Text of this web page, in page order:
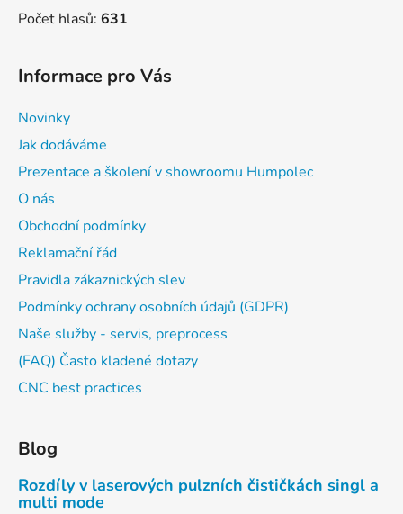
Počet hlasů: 631
Informace pro Vás
Novinky
Jak dodáváme
Prezentace a školení v showroomu Humpolec
O nás
Obchodní podmínky
Reklamační řád
Pravidla zákaznických slev
Podmínky ochrany osobních údajů (GDPR)
Naše služby - servis, preprocess
(FAQ) Často kladené dotazy
CNC best practices
Blog
Rozdíly v laserových pulzních čističkách singl a
multi mode